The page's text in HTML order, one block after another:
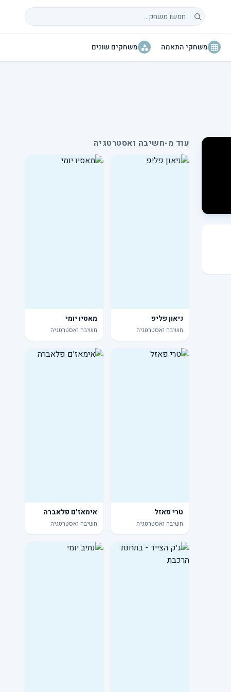
חיפוש משחקים
משחקי התאמה משחקים שונים
עוד מ-חשיבה ואסטרטגיה
ניאון פליפ
חשיבה ואסטרטגיה
מאסיו יומי
חשיבה ואסטרטגיה
טרי פאזל
חשיבה ואסטרטגיה
אימאז׳ם פלאברה
חשיבה ואסטרטגיה